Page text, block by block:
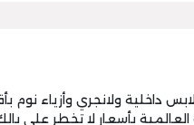
داخلية ولانجري وأزياء نوم
بأسعار لا تخطر على